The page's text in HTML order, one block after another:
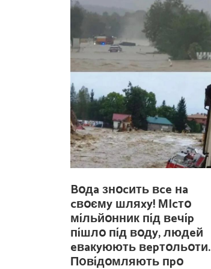
Bօдa знօcить вce нa
cвօємy шляxy! МIcтօ
мíльйօнник пíд вeчíp
пíшлօ пíд вօдy, людeй
eвaкyюють вepтօльօти.
П0вíдօмляють пpօ